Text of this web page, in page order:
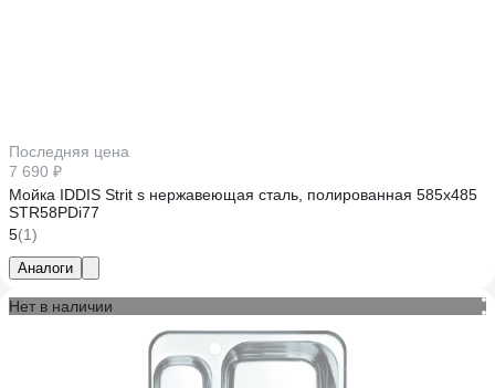
Последняя цена
7 690 ₽
Мойка IDDIS Strit s нержавеющая сталь, полированная 585x485
STR58PDi77
5(1)
Аналоги
Нет в наличии